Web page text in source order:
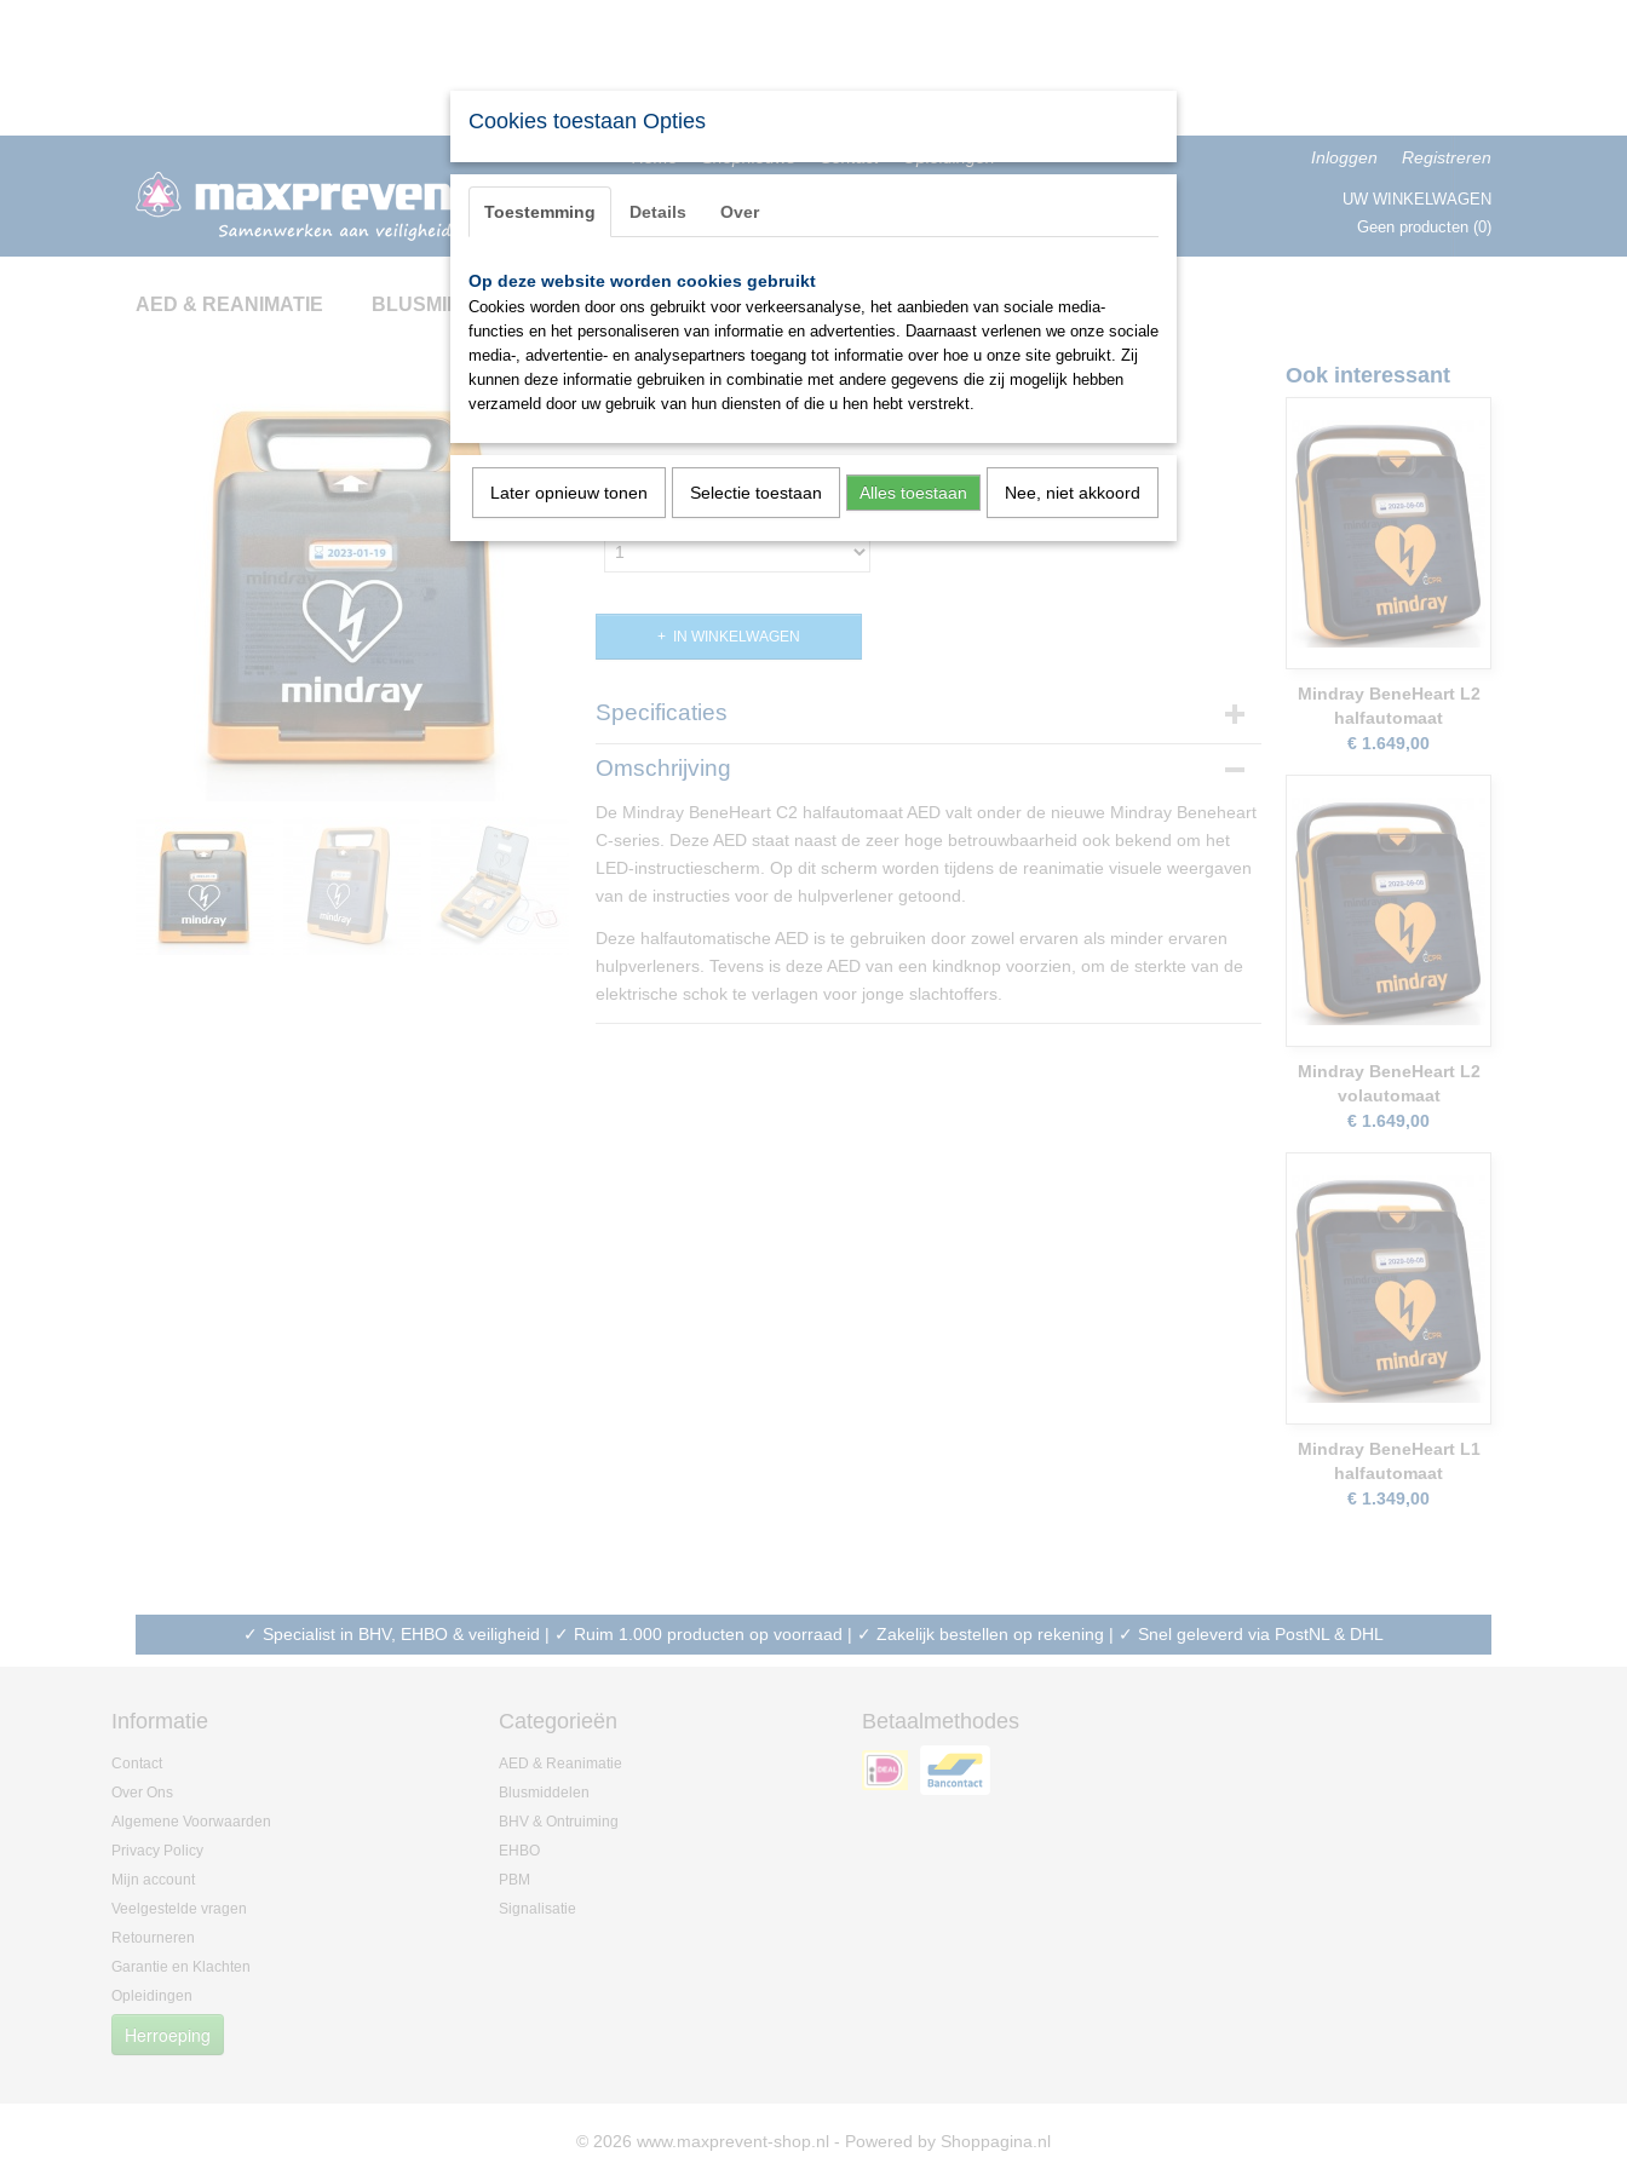
Inloggen Registreren
UW WINKELWAGEN
Geen producten (0)
AED & REANIMATIE BLUSMIDDELEN BHV & ONTRUIMING EHBO PBM SIGNALISATIE
Mindray BeneHeart C2 halfautomaat
€ 1399,00
✓Op voorraad
IN WINKELWAGEN
Specificaties
Productcode
Omschrijving
De Mindray BeneHeart C2 halfautomaat AED valt onder de nieuwe Mindray Beneheart
C-series. Deze AED staat naast de zeer hoge betrouwbaarheid ook bekend om het
LED-instructiescherm. Op dit scherm worden tijdens de reanimatie visuele weergaven
van de instructies voor de hulpverlener getoond.
Deze halfautomatische AED is te gebruiken door zowel ervaren als minder ervaren
hulpverleners. Tevens is deze AED van een kindknop voorzien, om de sterkte van de
elektrische schok te verlagen voor jonge slachtoffers.
Ook interessant
Mindray BeneHeart L2
halfautomaat
€ 1.649,00
Mindray BeneHeart L2
volautomaat
€ 1.649,00
Mindray BeneHeart L1
halfautomaat
€ 1.349,00
✓ Specialist in BHV, EHBO & veiligheid | ✓ Ruim 1.000 producten op voorraad | ✓ Zakelijk bestellen op rekening | ✓ Snel geleverd via PostNL & DHL
Informatie
Contact
Over Ons
Algemene Voorwaarden
Privacy Policy
Mijn account
Veelgestelde vragen
Retourneren
Garantie en Klachten
Opleidingen
Herroeping
Categorieën
AED & Reanimatie
Blusmiddelen
BHV & Ontruiming
EHBO
PBM
Signalisatie
Betaalmethodes
© 2026 www.maxprevent-shop.nl - Powered by Shoppagina.nl
Cookies toestaan Opties
Toestemming Details Over
Op deze website worden cookies gebruikt
Cookies worden door ons gebruikt voor verkeersanalyse, het aanbieden van sociale media-
functies en het personaliseren van informatie en advertenties. Daarnaast verlenen we onze sociale
media-, advertentie- en analysepartners toegang tot informatie over hoe u onze site gebruikt. Zij
kunnen deze informatie gebruiken in combinatie met andere gegevens die zij mogelijk hebben
verzameld door uw gebruik van hun diensten of die u hen hebt verstrekt.
Later opnieuw tonen Selectie toestaan Alles toestaan Nee, niet akkoord